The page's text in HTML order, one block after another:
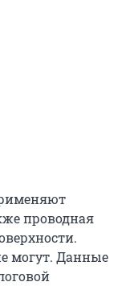
проводная
могут. Данные